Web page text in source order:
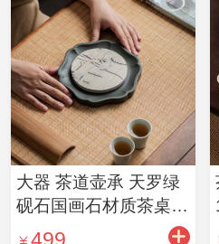
大器 茶道壶承 天罗绿
砚石国画石材质茶桌配
件天方地圆-海棠壶承